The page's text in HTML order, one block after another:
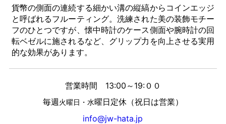
貨幣の側面の連続する細かい溝の縦縞からコインエッジ
と呼ばれるフルーティング。洗練された美の装飾モチー
フのひとつですが、懐中時計のケース側面や腕時計の回
転ベゼルに施されるなど、グリップ力を向上させる実用
的な効果があります。
営業時間 13:00～19:００
毎週火曜日・水曜日定休（祝日は営業）
info@jw-hata.jp